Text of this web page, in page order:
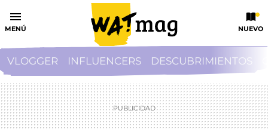
MENÚ NUEVO
VLOGGER INFLUENCERS DESCUBRIMIENTOS